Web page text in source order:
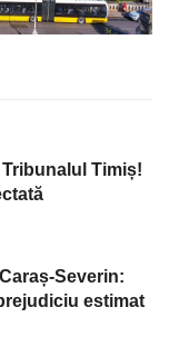
Timiș!
Severin:
estimat